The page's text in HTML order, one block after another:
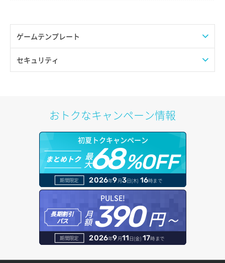
ゲームテンプレート
7 Days to Die
Core Keeper
Counter-Strike 2(CS2)
Don't Starve Together
Factorio
セキュリティ
おトクなキャンペーン情報
初夏トクキャンペーン
まとめトク 最
大68%OFF
期間限定 2026年9月3日(木) 16時まで
PULSE!
長期割引
パス
月
額390円～
期間限定 2026年9月11日(金) 17時まで